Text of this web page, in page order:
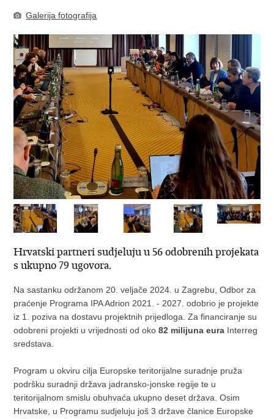
Galerija fotografija
Hrvatski partneri sudjeluju u 56 odobrenih projekata
s ukupno 79 ugovora.
Na sastanku održanom 20. veljače 2024. u Zagrebu, Odbor za
praćenje Programa IPA Adrion 2021. - 2027. odobrio je projekte
iz 1. poziva na dostavu projektnih prijedloga. Za financiranje su
odobreni projekti u vrijednosti od oko82 milijuna eura Interreg
sredstava.
Program u okviru cilja Europske teritorijalne suradnje pruža
podršku suradnji država jadransko-jonske regije te u
teritorijalnom smislu obuhvaća ukupno deset država. Osim
Hrvatske, u Programu sudjeluju još 3 države članice Europske